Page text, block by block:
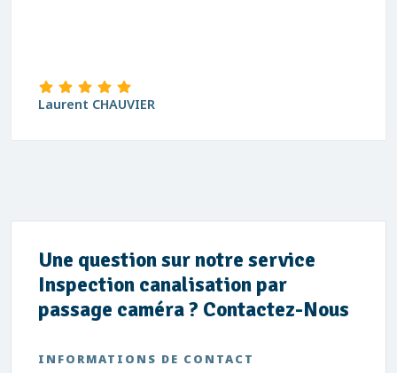
Laurent CHAUVIER
Une question sur notre service
Inspection canalisation par
passage caméra ? Contactez-Nous
INFORMATIONS DE CONTACT